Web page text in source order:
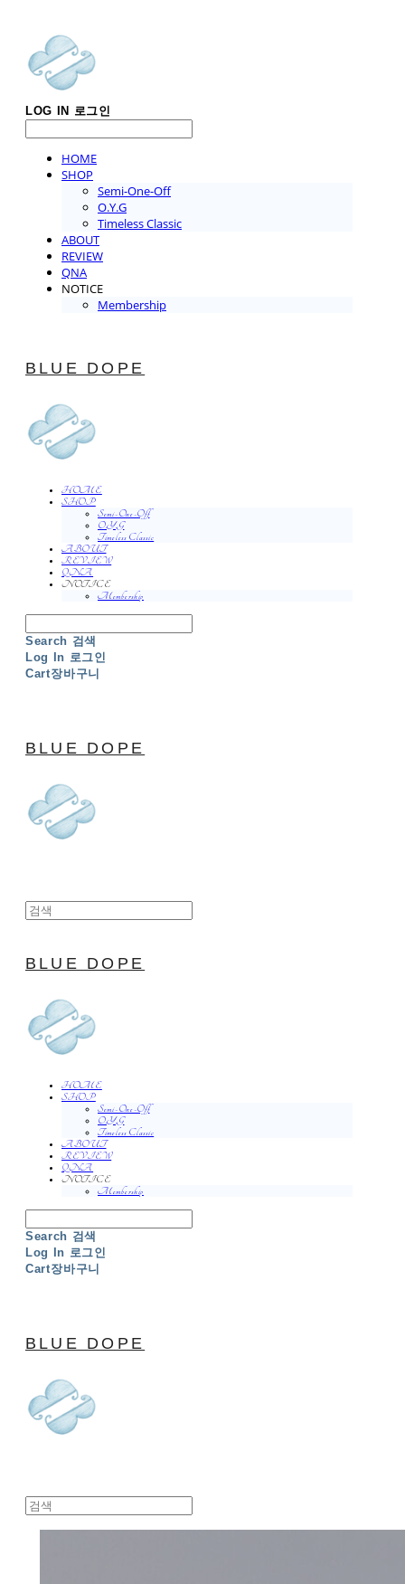
LOG IN 로그인
HOME
SHOP
Semi-One-Off
O.Y.G
Timeless Classic
ABOUT
REVIEW
QNA
NOTICE
Membership
BLUE DOPE
HOME
SHOP
Semi-One-Off
O.Y.G
Timeless Classic
ABOUT
REVIEW
QNA
NOTICE
Membership
Search 검색
Log In 로그인
Cart장바구니
BLUE DOPE
BLUE DOPE
HOME
SHOP
Semi-One-Off
O.Y.G
Timeless Classic
ABOUT
REVIEW
QNA
NOTICE
Membership
Search 검색
Log In 로그인
Cart장바구니
BLUE DOPE